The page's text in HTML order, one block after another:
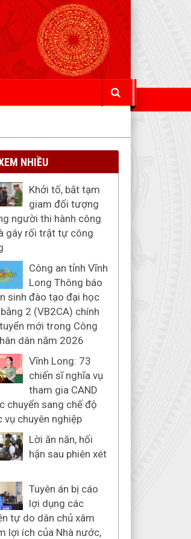
NHIỀU
Khởi tố, bắt tạm
giam đối tượng
người thi hành công
gây rối trật tự công
Công an tỉnh Vĩnh
Long Thông báo
sinh đào tạo đại học
2 (VB2CA) chính
mới trong Công
dân năm 2026
Vĩnh Long: 73
chiến sĩ nghĩa vụ
tham gia CAND
chuyển sang chế độ
vụ chuyên nghiệp
Lời ăn năn, hối
hận sau phiên xét
Tuyên án bị cáo
lợi dụng các
tự do dân chủ xâm
lợi ích của Nhà nước,